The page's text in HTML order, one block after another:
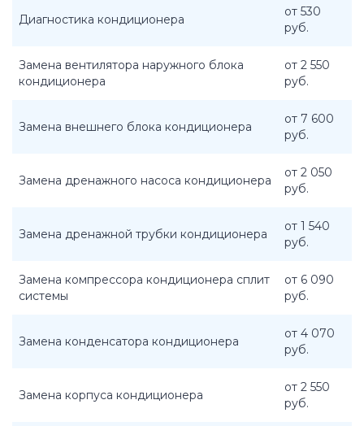
Диагностика кондиционера
от 530
руб.
Замена вентилятора наружного блока
кондиционера
от 2 550
руб.
Замена внешнего блока кондиционера
от 7 600
руб.
Замена дренажного насоса кондиционера
от 2 050
руб.
Замена дренажной трубки кондиционера
от 1 540
руб.
Замена компрессора кондиционера сплит
системы
от 6 090
руб.
Замена конденсатора кондиционера
от 4 070
руб.
Замена корпуса кондиционера
от 2 550
руб.